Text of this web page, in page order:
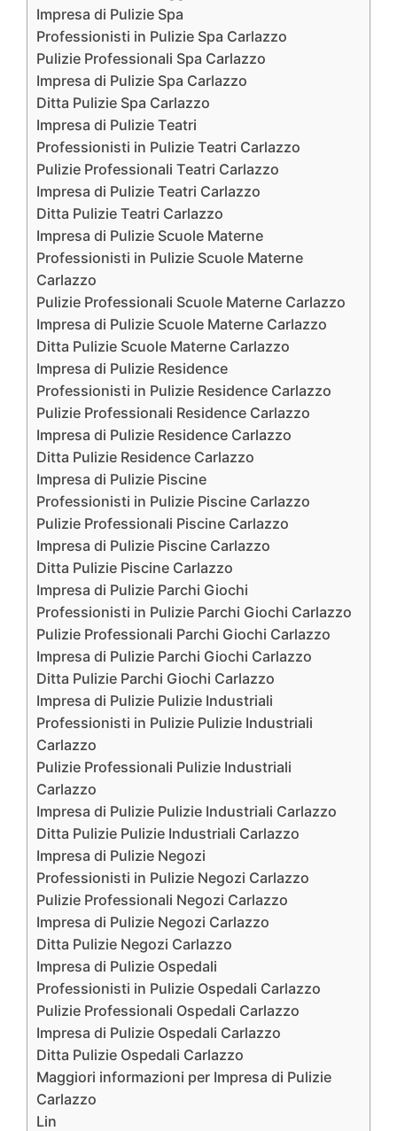
Impresa di Pulizie Spa
Professionisti in Pulizie Spa Carlazzo
Pulizie Professionali Spa Carlazzo
Impresa di Pulizie Spa Carlazzo
Ditta Pulizie Spa Carlazzo
Impresa di Pulizie Teatri
Professionisti in Pulizie Teatri Carlazzo
Pulizie Professionali Teatri Carlazzo
Impresa di Pulizie Teatri Carlazzo
Ditta Pulizie Teatri Carlazzo
Impresa di Pulizie Scuole Materne
Professionisti in Pulizie Scuole Materne
Carlazzo
Pulizie Professionali Scuole Materne Carlazzo
Impresa di Pulizie Scuole Materne Carlazzo
Ditta Pulizie Scuole Materne Carlazzo
Impresa di Pulizie Residence
Professionisti in Pulizie Residence Carlazzo
Pulizie Professionali Residence Carlazzo
Impresa di Pulizie Residence Carlazzo
Ditta Pulizie Residence Carlazzo
Impresa di Pulizie Piscine
Professionisti in Pulizie Piscine Carlazzo
Pulizie Professionali Piscine Carlazzo
Impresa di Pulizie Piscine Carlazzo
Ditta Pulizie Piscine Carlazzo
Impresa di Pulizie Parchi Giochi
Professionisti in Pulizie Parchi Giochi Carlazzo
Pulizie Professionali Parchi Giochi Carlazzo
Impresa di Pulizie Parchi Giochi Carlazzo
Ditta Pulizie Parchi Giochi Carlazzo
Impresa di Pulizie Pulizie Industriali
Professionisti in Pulizie Pulizie Industriali
Carlazzo
Pulizie Professionali Pulizie Industriali
Carlazzo
Impresa di Pulizie Pulizie Industriali Carlazzo
Ditta Pulizie Pulizie Industriali Carlazzo
Impresa di Pulizie Negozi
Professionisti in Pulizie Negozi Carlazzo
Pulizie Professionali Negozi Carlazzo
Impresa di Pulizie Negozi Carlazzo
Ditta Pulizie Negozi Carlazzo
Impresa di Pulizie Ospedali
Professionisti in Pulizie Ospedali Carlazzo
Pulizie Professionali Ospedali Carlazzo
Impresa di Pulizie Ospedali Carlazzo
Ditta Pulizie Ospedali Carlazzo
Maggiori informazioni per Impresa di Pulizie
Carlazzo
Lin